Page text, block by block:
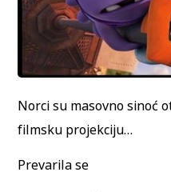
Norci su masovno sinoć
filmsku projekciju…
Prevarila se